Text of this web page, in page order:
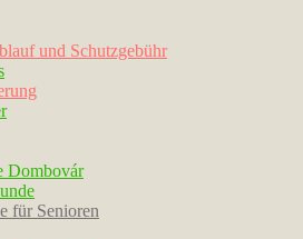
und Schutzgebühr
Dombovár
für Senioren